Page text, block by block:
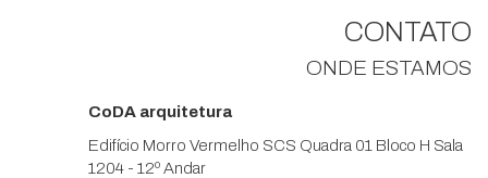
CONTATO
ONDE ESTAMOS
CoDA arquitetura
Edifício Morro Vermelho SCS Quadra 01 Bloco H Sala
1204 - 12º Andar